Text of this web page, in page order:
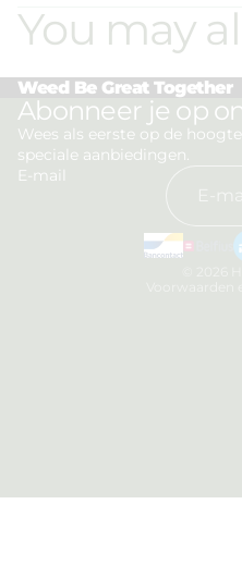
You may
Weed Be Great Together
Abonneer je op
Wees als eerste op de
speciale aanbiedingen.
E-mail
Privacybeleid
Terugbetalingsbeleid
Algemene voorwaarden
Wettelijke kennisgeving